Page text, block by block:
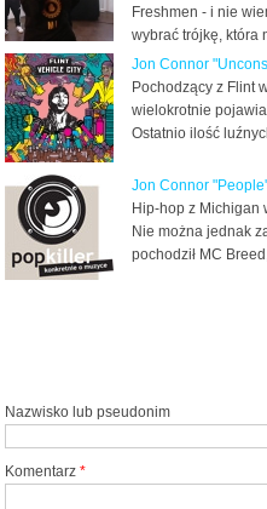
Freshmen - i nie
wybrać trójkę, która
Jon Connor
Pochodzący z Flint
wielokrotnie
Ostatnio ilość
Jon Connor
Hip-hop z Michigan
Nie można jednak
pochodził MC
Nazwisko lub pseudonim
Komentarz *